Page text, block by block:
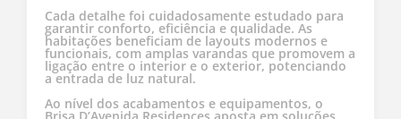
Cada detalhe foi cuidadosamente estudado para
garantir conforto, eficiência e qualidade. As
habitações beneficiam de layouts modernos e
funcionais, com amplas varandas que promovem a
ligação entre o interior e o exterior, potenciando
a entrada de luz natural.
Ao nível dos acabamentos e equipamentos, o